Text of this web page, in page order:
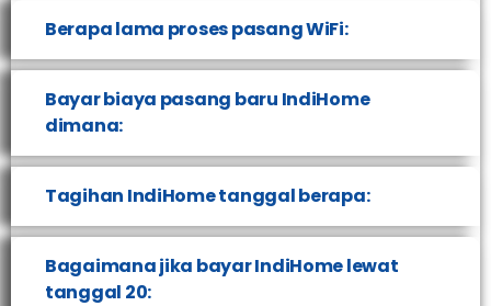
Berapa lama proses pasang WiFi:
Bayar biaya pasang baru IndiHome
dimana:
Tagihan IndiHome tanggal berapa:
Bagaimana jika bayar IndiHome lewat
tanggal 20: